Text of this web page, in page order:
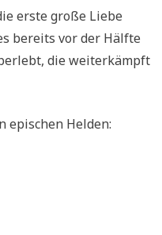
erste große Liebe
bereits vor der Hälfte
die weiterkämpft
epischen Helden: